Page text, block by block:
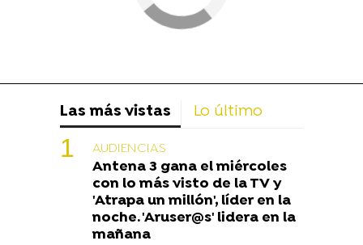
Las más vistas Lo último
AUDIENCIAS
Antena 3 gana el miércoles
con lo más visto de la TV y
'Atrapa un millón', líder en la
noche. 'Aruser@s' lidera en la
mañana